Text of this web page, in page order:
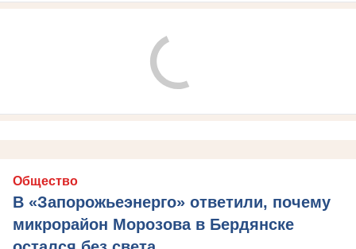
Общество
В «Запорожьеэнерго» ответили, почему
микрорайон Морозова в Бердянске